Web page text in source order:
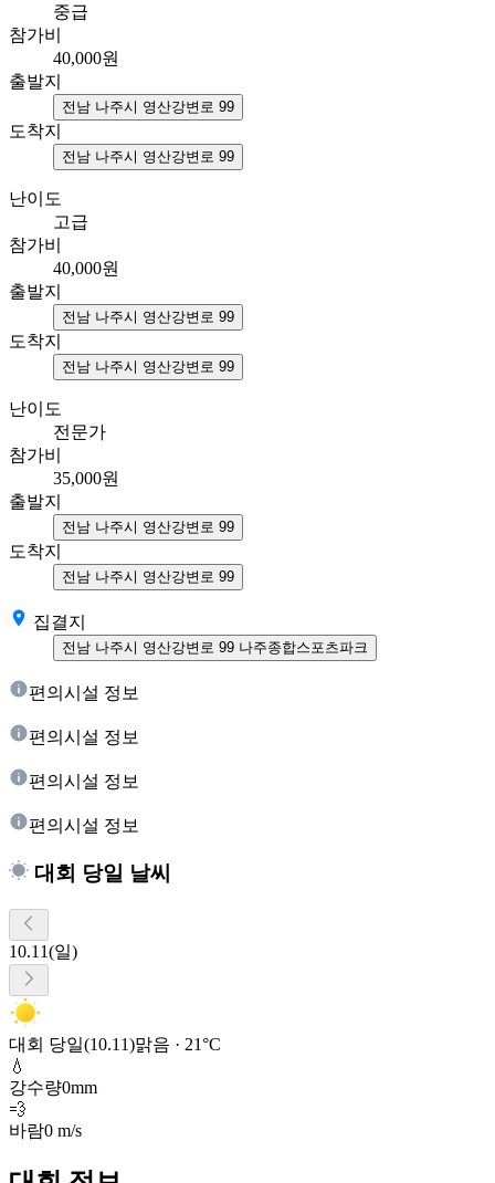
중급
참가비
40,000원
출발지
전남 나주시 영산강변로 99
도착지
전남 나주시 영산강변로 99
난이도
고급
참가비
40,000원
출발지
전남 나주시 영산강변로 99
도착지
전남 나주시 영산강변로 99
난이도
전문가
참가비
35,000원
출발지
전남 나주시 영산강변로 99
도착지
전남 나주시 영산강변로 99
집결지
전남 나주시 영산강변로 99 나주종합스포츠파크
편의시설 정보
편의시설 정보
편의시설 정보
편의시설 정보
대회 당일 날씨
10.11(일)
대회 당일(10.11)맑음 · 21°C
💧
강수량0mm
💨
바람0 m/s